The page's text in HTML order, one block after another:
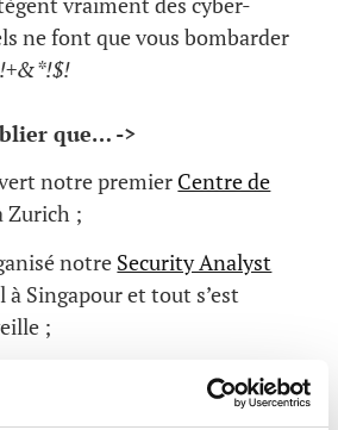
ne font que vous bombarder
que… ->
notre premier Centre de
Zurich ;
notre Security Analyst
à Singapour et tout s’est
;
changé l’imagede
non négligeable, juste à